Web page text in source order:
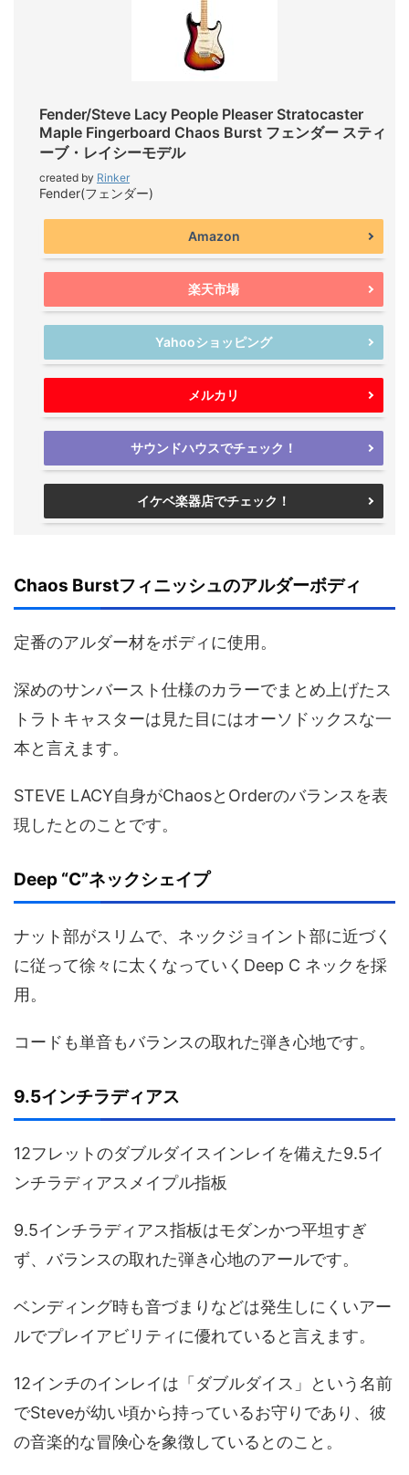
Fender/Steve Lacy People Pleaser Stratocaster
Maple Fingerboard Chaos Burst フェンダー スティ
ーブ・レイシーモデル
created by Rinker
Fender(フェンダー)
Amazon
楽天市場
Yahooショッピング
メルカリ
サウンドハウスでチェック！
イケベ楽器店でチェック！
Chaos Burstフィニッシュのアルダーボディ
定番のアルダー材をボディに使用。
深めのサンバースト仕様のカラーでまとめ上げたス
トラトキャスターは見た目にはオーソドックスな一
本と言えます。
STEVE LACY自身がChaosとOrderのバランスを表
現したとのことです。
Deep “C”ネックシェイプ
ナット部がスリムで、ネックジョイント部に近づく
に従って徐々に太くなっていくDeep C ネックを採
用。
コードも単音もバランスの取れた弾き心地です。
9.5インチラディアス
12フレットのダブルダイスインレイを備えた9.5イ
ンチラディアスメイプル指板
9.5インチラディアス指板はモダンかつ平坦すぎ
ず、バランスの取れた弾き心地のアールです。
ベンディング時も音づまりなどは発生しにくいアー
ルでプレイアビリティに優れていると言えます。
12インチのインレイは「ダブルダイス」という名前
でSteveが幼い頃から持っているお守りであり、彼
の音楽的な冒険心を象徴しているとのこと。